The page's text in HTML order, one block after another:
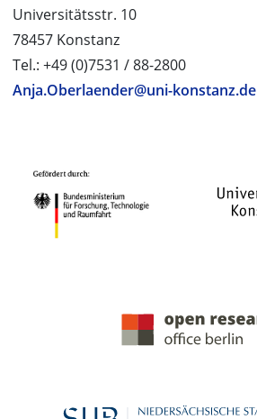
Universitätsstr. 10
78457 Konstanz
Tel.: +49 (0)7531 / 88-2800
Anja.Oberlaender@uni-konstanz.de